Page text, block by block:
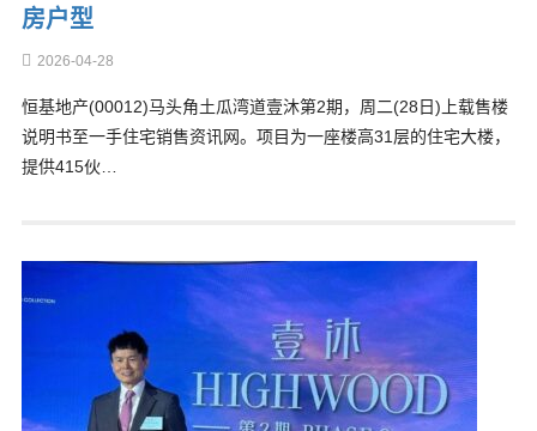
房户型
2026-04-28
恒基地产(00012)马头角土瓜湾道壹沐第2期，周二(28日)上载售楼
说明书至一手住宅销售资讯网。项目为一座楼高31层的住宅大楼，
提供415伙…